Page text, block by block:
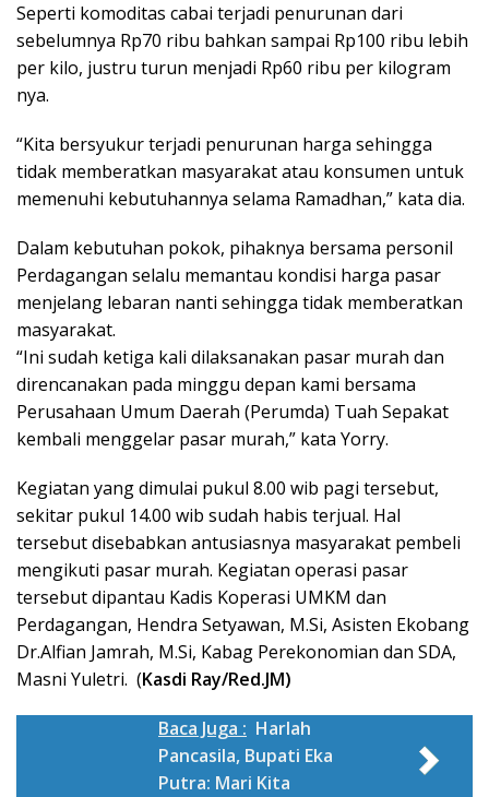
Seperti komoditas cabai terjadi penurunan dari
sebelumnya Rp70 ribu bahkan sampai Rp100 ribu lebih
per kilo, justru turun menjadi Rp60 ribu per kilogram
nya.
“Kita bersyukur terjadi penurunan harga sehingga
tidak memberatkan masyarakat atau konsumen untuk
memenuhi kebutuhannya selama Ramadhan,” kata dia.
Dalam kebutuhan pokok, pihaknya bersama personil
Perdagangan selalu memantau kondisi harga pasar
menjelang lebaran nanti sehingga tidak memberatkan
masyarakat.
“Ini sudah ketiga kali dilaksanakan pasar murah dan
direncanakan pada minggu depan kami bersama
Perusahaan Umum Daerah (Perumda) Tuah Sepakat
kembali menggelar pasar murah,” kata Yorry.
Kegiatan yang dimulai pukul 8.00 wib pagi tersebut,
sekitar pukul 14.00 wib sudah habis terjual. Hal
tersebut disebabkan antusiasnya masyarakat pembeli
mengikuti pasar murah. Kegiatan operasi pasar
tersebut dipantau Kadis Koperasi UMKM dan
Perdagangan, Hendra Setyawan, M.Si, Asisten Ekobang
Dr.Alfian Jamrah, M.Si, Kabag Perekonomian dan SDA,
Masni Yuletri. (Kasdi Ray/Red.JM)
Baca Juga : Harlah
Pancasila, Bupati Eka
Putra: Mari Kita